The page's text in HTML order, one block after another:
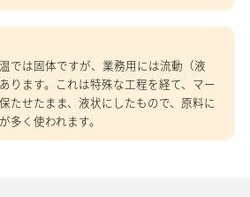
では固体ですが、業務用には流動（液
ります。これは特殊な工程を経て、マー
たせたまま、液状にしたもので、原料に
多く使われます。